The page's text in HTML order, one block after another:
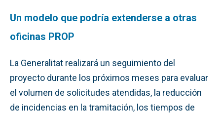
Un modelo que podría extenderse a otras
oficinas PROP
La Generalitat realizará un seguimiento del
proyecto durante los próximos meses para evaluar
el volumen de solicitudes atendidas, la reducción
de incidencias en la tramitación, los tiempos de